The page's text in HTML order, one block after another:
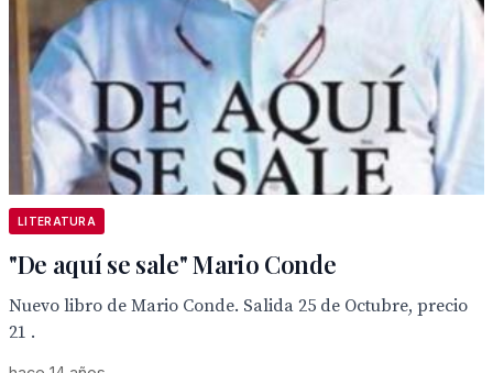
LITERATURA
"De aquí se sale" Mario Conde
Nuevo libro de Mario Conde. Salida 25 de Octubre, precio
21 .